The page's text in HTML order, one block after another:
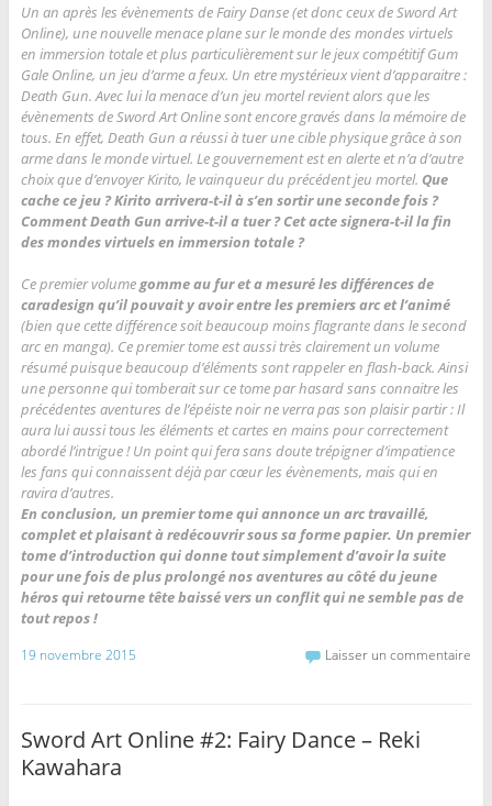
Un an après les évènements de Fairy Danse (et donc ceux de Sword Art
Online), une nouvelle menace plane sur le monde des mondes virtuels
en immersion totale et plus particulièrement sur le jeux compétitifGum
Gale Online, un jeu d’arme a feux. Un etre mystérieux vient d’apparaitre :
Death Gun. Avec lui la menace d’un jeu mortel revient alors que les
évènements de Sword Art Online sont encore gravés dans la mémoire de
tous. En effet, Death Gun a réussi à tuer une cible physique grâce à son
arme dans le monde virtuel. Le gouvernement est en alerte et n’a d’autre
choix que d’envoyer Kirito, le vainqueur du précédent jeu mortel. Que
cache ce jeu ? Kirito arrivera-t-il à s’en sortir une seconde fois ?
Comment Death Gun arrive-t-il a tuer ? Cet acte signera-t-il la fin
des mondes virtuels en immersion totale ?
Ce premier volumegomme au fur et a mesuré les différences de
caradesign qu’il pouvait y avoir entre les premiers arc et l’animé
(bien que cette différence soit beaucoup moins flagrante dans le second
arc en manga). Ce premier tome est aussi très clairement un volume
résumé puisque beaucoup d’éléments sont rappeler en flash-back. Ainsi
une personne qui tomberait sur ce tome par hasard sans connaitre les
précédentes aventures de l’épéiste noir ne verra pas son plaisir partir : Il
aura lui aussi tous les éléments et cartes en mains pour correctement
abordé l’intrigue ! Un point qui fera sans doute trépigner d’impatience
les fans qui connaissent déjà par cœur les évènements, mais qui en
ravira d’autres.
En conclusion, un premier tome qui annonce un arc travaillé,
complet et plaisant à redécouvrir sous sa forme papier. Un premier
tome d’introduction qui donne tout simplement d’avoir la suite
pour une fois de plus prolongé nos aventures au côté du jeune
héros qui retourne tête baissé vers un conflit qui ne semble pas de
tout repos !
19 novembre 2015 Laisser un commentaire
Sword Art Online #2: Fairy Dance – Reki
Kawahara